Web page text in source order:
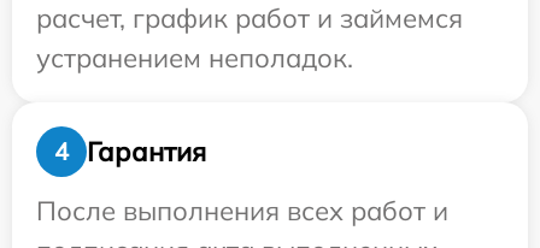
расчет, график работ и займемся
устранением неполадок.
4
Гарантия
После выполнения всех работ и